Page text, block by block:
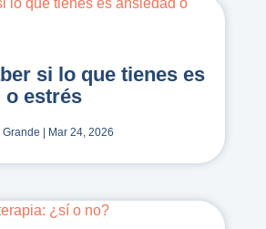
si lo que tienes es
o estrés
Grande Mar 24, 2026